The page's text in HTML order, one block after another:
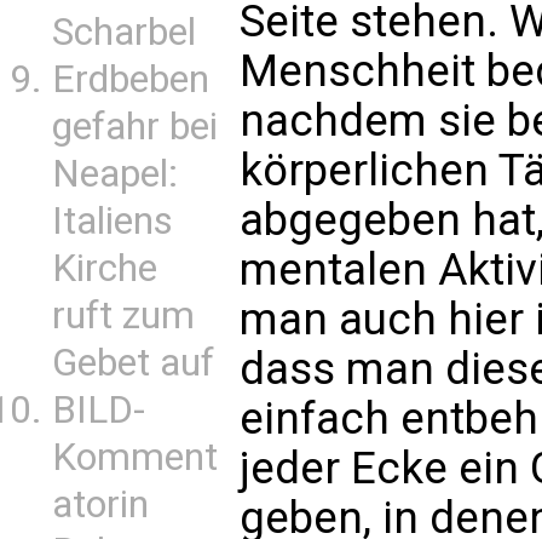
Scharbel
Erdbeben
gefahr bei
Neapel:
Italiens
Kirche
ruft zum
Gebet auf
BILD-
Komment
atorin
Seite stehen.
Menschheit
nachdem sie
körperlichen
abgegeben
mentalen
man auch
dass man
einfach
jeder Ecke ein
geben, in